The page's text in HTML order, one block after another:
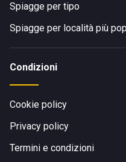
Spiagge per tipo
Spiagge per località più
Condizioni
Cookie policy
Privacy policy
Termini e condizioni